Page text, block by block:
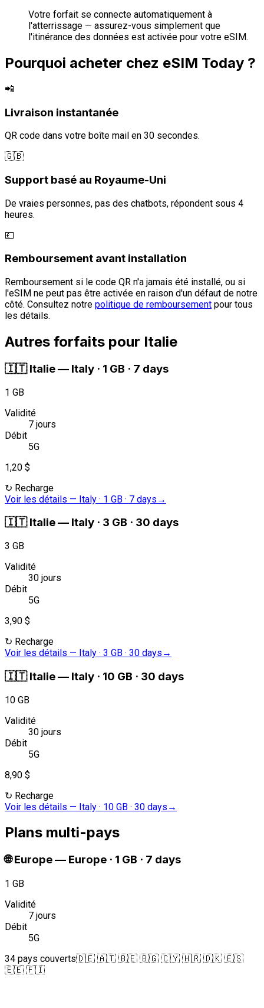
Votre forfait se connecte automatiquement à
l'atterrissage — assurez-vous simplement que
l'itinérance des données est activée pour votre eSIM.
Pourquoi acheter chez eSIM Today ?
📲
Livraison instantanée
QR code dans votre boîte mail en 30 secondes.
🇬🇧
Support basé au Royaume-Uni
De vraies personnes, pas des chatbots, répondent sous 4
heures.
💷
Remboursement avant installation
Remboursement si le code QR n'a jamais été installé, ou si
l'eSIM ne peut pas être activée en raison d'un défaut de notre
côté. Consultez notre politique de remboursement pour tous
les détails.
Autres forfaits pour Italie
🇮🇹 Italie— Italy · 1 GB · 7 days
1 GB
Validité
7 jours
Débit
5G
1,20 $
↻ Recharge
Voir les détails — Italy · 1 GB · 7 days →
🇮🇹 Italie— Italy · 3 GB · 30 days
3 GB
Validité
30 jours
Débit
5G
3,90 $
↻ Recharge
Voir les détails — Italy · 3 GB · 30 days →
🇮🇹 Italie— Italy · 10 GB · 30 days
10 GB
Validité
30 jours
Débit
5G
8,90 $
↻ Recharge
Voir les détails — Italy · 10 GB · 30 days →
Plans multi-pays
🌐 Europe— Europe · 1 GB · 7 days
1 GB
Validité
7 jours
Débit
5G
34 pays couverts🇩🇪 🇦🇹 🇧🇪 🇧🇬 🇨🇾 🇭🇷 🇩🇰 🇪🇸
🇪🇪 🇫🇮